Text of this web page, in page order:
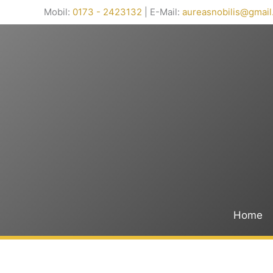
Mobil: 0173 - 2423132 | E-Mail:
Home